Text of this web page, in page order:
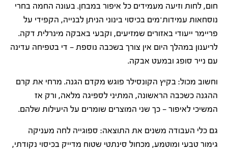
חום, לחות וזיעה מעמידים כל איפור במבחן. בעונה החמה בחרי
נוסחאות עמידות־מים בכיסוי בינוני הניתן לבנייה, הקפידי על
פריימר ייעודי באזורים שמזיעים, וקבעי באבקה מינרלית דקה.
לריענון במהלך היום אין צורך בשכבה נוספת — די בטפיחה עדינה
עם נייר סופג ובמעט אבקה.
וחשוב מכול: בקיץ הקונסילר פוגש מקדם הגנה. מרחי את קרם
ההגנה כשכבה הראשונה, המתיני לספיגה מלאה, ורק אז
המשיכי לאיפור — כך שני המוצרים שומרים על היעילות שלהם.
גם כלי העבודה משנים את התוצאה: ספוגייה לחה מעניקה
גימור טבעי ומוטמע, מכחול סינתטי שטוח מדייק בכיסוי נקודתי,